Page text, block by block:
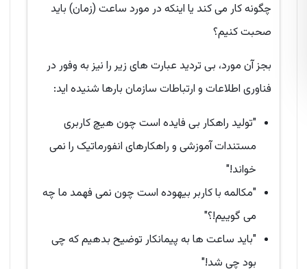
چگونه کار می کند یا اینکه در مورد ساعت (زمان) باید
صحبت کنیم؟
بجز آن مورد، بی تردید عبارت های زیر را نیز به وفور در
فناوری اطلاعات و ارتباطات سازمان بارها شنیده اید:
"تولید راهکار بی فایده است چون هیچ کاربری
مستندات آموزشی و راهکارهای انفورماتیک را نمی
خواند!"
"مکالمه با کاربر بیهوده است چون نمی فهمد ما چه
می گوییم!؟"
"باید ساعت ها به پیمانکار توضیح بدهیم که چی
بود چی شد!"